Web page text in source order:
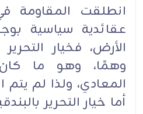
انطلقت المقاومة
عقائدية سياسية
الأرض، فخيار
وهمًا، وهو ما
المعادي، ولذا لم يتم
أما خيار التحرير